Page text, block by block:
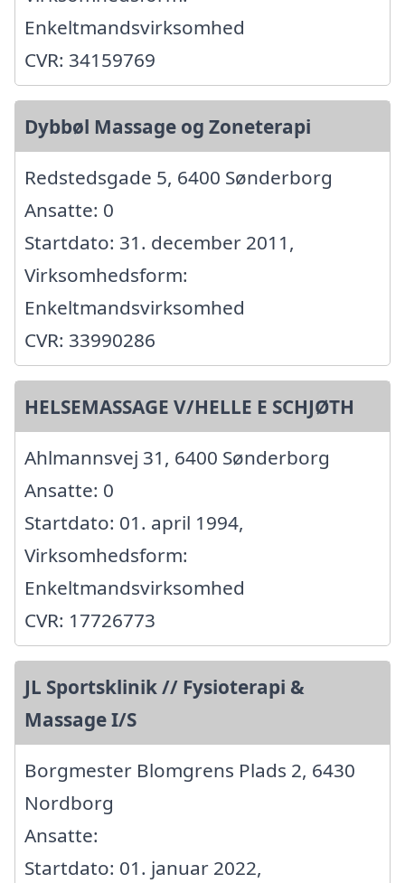
Enkeltmandsvirksomhed
CVR: 34159769
Dybbøl Massage og Zoneterapi
Redstedsgade 5, 6400 Sønderborg
Ansatte: 0
Startdato: 31. december 2011,
Virksomhedsform:
Enkeltmandsvirksomhed
CVR: 33990286
HELSEMASSAGE V/HELLE E SCHJØTH
Ahlmannsvej 31, 6400 Sønderborg
Ansatte: 0
Startdato: 01. april 1994,
Virksomhedsform:
Enkeltmandsvirksomhed
CVR: 17726773
JL Sportsklinik // Fysioterapi &
Massage I/S
Borgmester Blomgrens Plads 2, 6430
Nordborg
Ansatte:
Startdato: 01. januar 2022,